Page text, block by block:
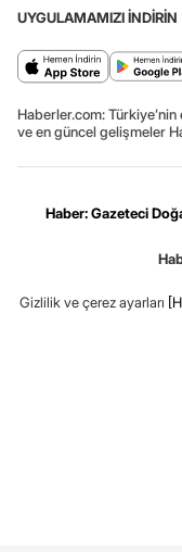
UYGULAMAMIZI İNDİRİN
Haberler.com:
ve en güncel gelişmeler
Haber: Gazeteci
Gizlilik ve çerez ayarları